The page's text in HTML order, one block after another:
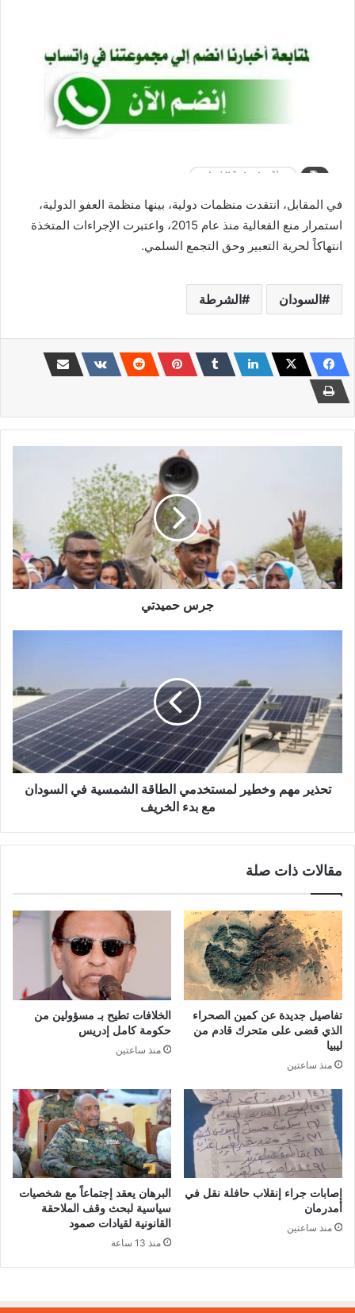
في المقابل، انتقدت منظمات دولية، بينها منظمة العفو الدولية،
استمرار منع الفعالية منذ عام 2015، واعتبرت الإجراءات المتخذة
انتهاكاً لحرية التعبير وحق التجمع السلمي.
السودان الشرطة
جرس حميدتي
الطاقة
الشمسية
في
السودان
مع
بدءتحذير مهم وخطير لمستخدمي الطاقة الشمسية في السودان
مع بدء الخريف
مقالات ذات صلة
تفاصيل جديدة عن كمين الصحراء
الذي قضى على متحرك قادم من
ليبيا
منذ ساعتين
الخلافات تطيح بـ مسؤولين من
حكومة كامل إدريس
منذ ساعتين
إصابات جراء إنقلاب حافلة نقل في
أمدرمان
منذ ساعتين
البرهان يعقد إجتماعاً مع شخصيات
سياسية لبحث وقف الملاحقة
القانونية لقيادات صمود
منذ 13 ساعة